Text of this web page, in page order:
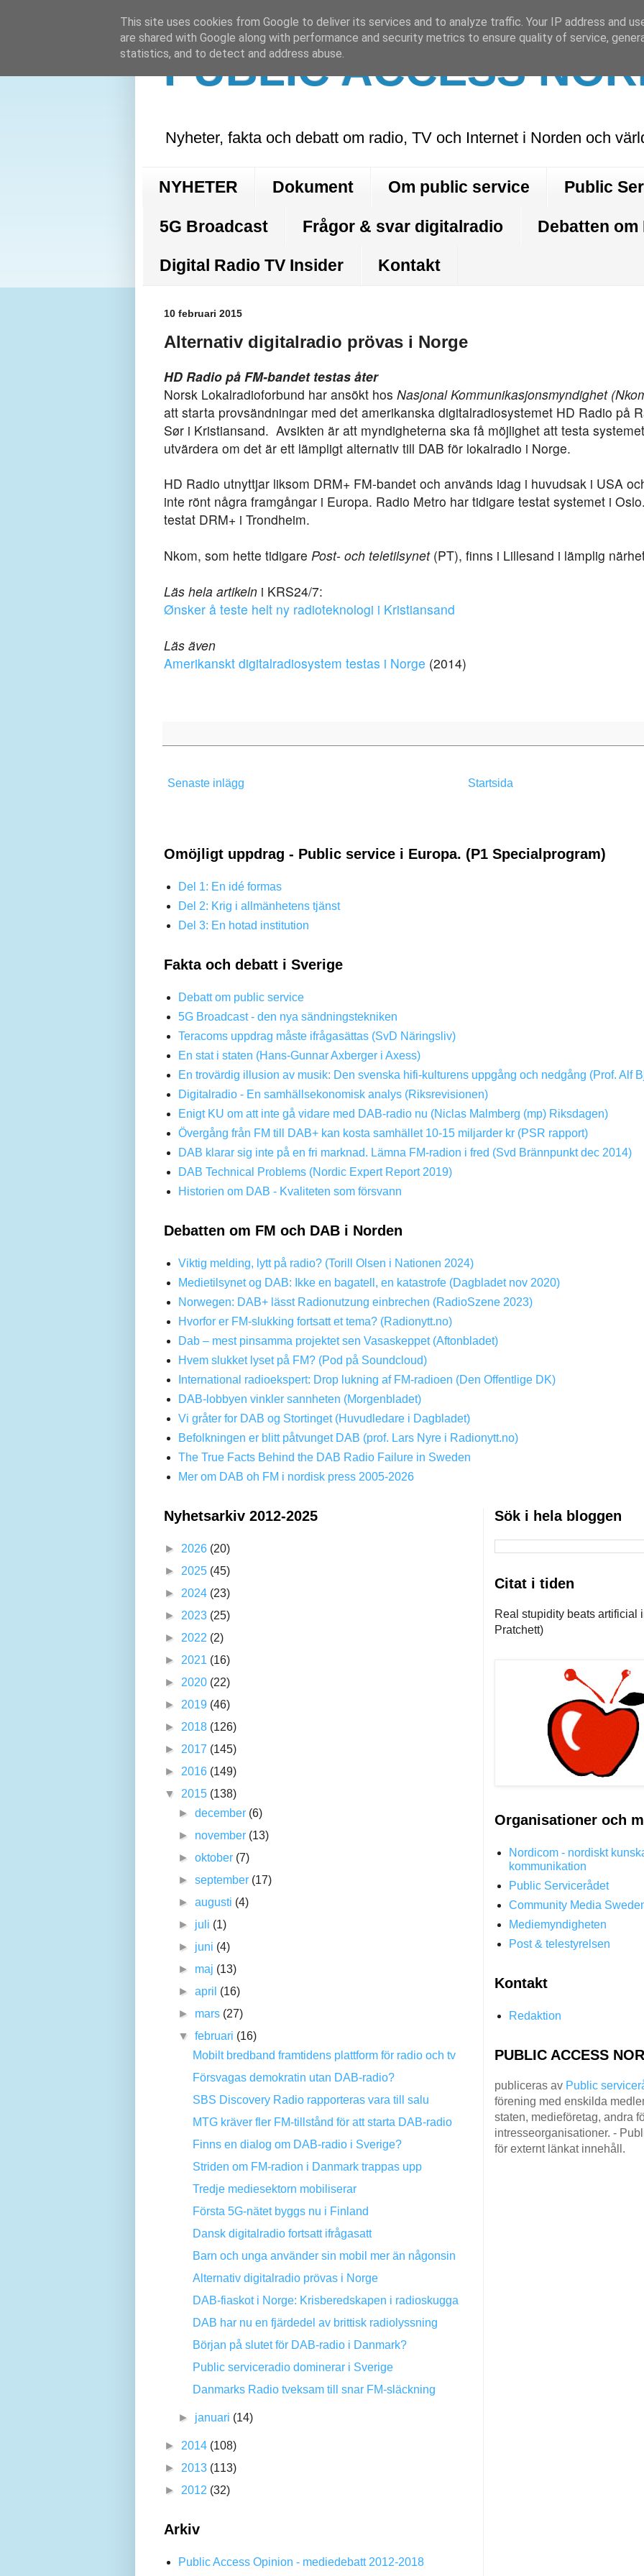
PUBLIC ACCESS
Nyheter, fakta och debatt om radio, TV och Internet i Norden och
NYHETER Dokument Om public service Public
5G Broadcast Frågor & svar digitalradio Debatten om
Digital Radio TV Insider Kontakt
10 februari 2015
Alternativ digitalradio prövas i Norge
HD Radio på FM-bandet testas åter
Norsk Lokalradioforbund har ansökt hos Nasjonal Kommunikasjonsmyndighet
att starta provsändningar med det amerikanska digitalradiosystemet HD Radio på
Sør i Kristiansand. Avsikten är att myndigheterna ska få möjlighet att testa
utvärdera om det är ett lämpligt alternativ till DAB för lokalradio i Norge.
HD Radio utnyttjar liksom DRM+ FM-bandet och används idag i huvudsak i USA
inte rönt några framgångar i Europa. Radio Metro har tidigare testat systemet i
testat DRM+ i Trondheim.
Nkom, som hette tidigare Post- och teletilsynet (PT), finns i Lillesand i lämplig
Läs hela artikeln i KRS24/7:
Ønsker å teste helt ny radioteknologi i Kristiansand
Läs även
Amerikanskt digitalradiosystem testas i Norge (2014)
Senaste inlägg Startsida
Omöjligt uppdrag - Public service i Europa. (P1 Specialprogram)
Del 1: En idé formas
Del 2: Krig i allmänhetens tjänst
Del 3: En hotad institution
Fakta och debatt i Sverige
Debatt om public service
5G Broadcast - den nya sändningstekniken
Teracoms uppdrag måste ifrågasättas (SvD Näringsliv)
En stat i staten (Hans-Gunnar Axberger i Axess)
En trovärdig illusion av musik: Den svenska hifi-kulturens uppgång och nedgång (Prof. Alf
Digitalradio - En samhällsekonomisk analys (Riksrevisionen)
Enigt KU om att inte gå vidare med DAB-radio nu (Niclas Malmberg (mp) Riksdagen)
Övergång från FM till DAB+ kan kosta samhället 10-15 miljarder kr (PSR rapport)
DAB klarar sig inte på en fri marknad. Lämna FM-radion i fred (Svd Brännpunkt dec 2014)
DAB Technical Problems (Nordic Expert Report 2019)
Historien om DAB - Kvaliteten som försvann
Debatten om FM och DAB i Norden
Viktig melding, lytt på radio? (Torill Olsen i Nationen 2024)
Medietilsynet og DAB: Ikke en bagatell, en katastrofe (Dagbladet nov 2020)
Norwegen: DAB+ lässt Radionutzung einbrechen (RadioSzene 2023)
Hvorfor er FM-slukking fortsatt et tema? (Radionytt.no)
Dab – mest pinsamma projektet sen Vasaskeppet (Aftonbladet)
Hvem slukket lyset på FM? (Pod på Soundcloud)
International radioekspert: Drop lukning af FM-radioen (Den Offentlige DK)
DAB-lobbyen vinkler sannheten (Morgenbladet)
Vi gråter for DAB og Stortinget (Huvudledare i Dagbladet)
Befolkningen er blitt påtvunget DAB (prof. Lars Nyre i Radionytt.no)
The True Facts Behind the DAB Radio Failure in Sweden
Mer om DAB oh FM i nordisk press 2005-2026
Nyhetsarkiv 2012-2025
► 2026 (20)
► 2025 (45)
► 2024 (23)
► 2023 (25)
► 2022 (2)
► 2021 (16)
► 2020 (22)
► 2019 (46)
► 2018 (126)
► 2017 (145)
► 2016 (149)
▼ 2015 (138)
►december (6)
► november (13)
►oktober (7)
►september (17)
►augusti (4)
► juli (1)
► juni (4)
► maj (13)
►april (16)
► mars (27)
▼februari (16)
Mobilt bredband framtidens plattform för radio och tv
Försvagas demokratin utan DAB-radio?
SBS Discovery Radio rapporteras vara till salu
MTG kräver fler FM-tillstånd för att starta DAB-radio
Finns en dialog om DAB-radio i Sverige?
Striden om FM-radion i Danmark trappas upp
Tredje mediesektorn mobiliserar
Första 5G-nätet byggs nu i Finland
Dansk digitalradio fortsatt ifrågasatt
Barn och unga använder sin mobil mer än någonsin
Alternativ digitalradio prövas i Norge
DAB-fiaskot i Norge: Krisberedskapen i radioskugga
DAB har nu en fjärdedel av brittisk radiolyssning
Början på slutet för DAB-radio i Danmark?
Public serviceradio dominerar i Sverige
Danmarks Radio tveksam till snar FM-släckning
► januari (14)
► 2014 (108)
► 2013 (113)
► 2012 (32)
Arkiv
Public Access Opinion - mediedebatt 2012-2018
Sök i hela bloggen
Citat i tiden
Real stupidity beats artificial
Pratchett)
Organisationer och
Nordicom - nordiskt
kommunikation
Public Servicerådet
Community Media
Mediemyndigheten
Post & telestyrelsen
Kontakt
Redaktion
PUBLIC ACCESS
publiceras av Public
förening med enskilda
staten, medieföretag, andra
intresseorganisationer. -
för externt länkat innehåll.
This site uses cookies from Google to deliver its services and to analyze traffic. Your IP address and
are shared with Google along with performance and security metrics to ensure quality of service,
statistics, and to detect and address abuse.